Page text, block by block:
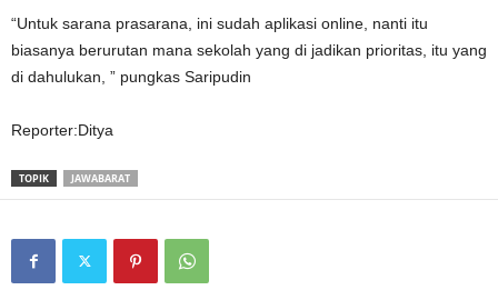
“Untuk sarana prasarana, ini sudah aplikasi online, nanti itu
biasanya berurutan mana sekolah yang di jadikan prioritas, itu yang
di dahulukan, ” pungkas Saripudin
Reporter:Ditya
TOPIK JAWABARAT